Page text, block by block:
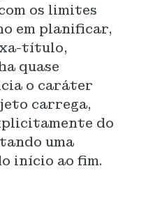
os limites
em planificar,
título,
quase
o caráter
carrega,
do
uma
início ao fim.